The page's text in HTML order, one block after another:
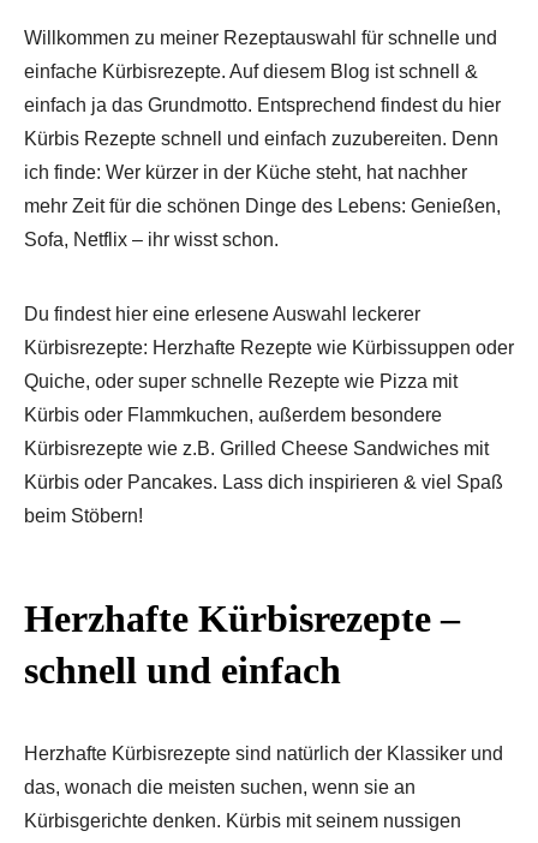
Willkommen zu meiner Rezeptauswahl für schnelle und
einfache Kürbisrezepte. Auf diesem Blog ist schnell &
einfach ja das Grundmotto. Entsprechend findest du hier
Kürbis Rezepte schnell und einfach zuzubereiten. Denn
ich finde: Wer kürzer in der Küche steht, hat nachher
mehr Zeit für die schönen Dinge des Lebens: Genießen,
Sofa, Netflix – ihr wisst schon.
Du findest hier eine erlesene Auswahl leckerer
Kürbisrezepte: Herzhafte Rezepte wie Kürbissuppen oder
Quiche, oder super schnelle Rezepte wie Pizza mit
Kürbis oder Flammkuchen, außerdem besondere
Kürbisrezepte wie z.B. Grilled Cheese Sandwiches mit
Kürbis oder Pancakes. Lass dich inspirieren & viel Spaß
beim Stöbern!
Herzhafte Kürbisrezepte–
schnell und einfach
Herzhafte Kürbisrezepte sind natürlich der Klassiker und
das, wonach die meisten suchen, wenn sie an
Kürbisgerichte denken. Kürbis mit seinem nussigen